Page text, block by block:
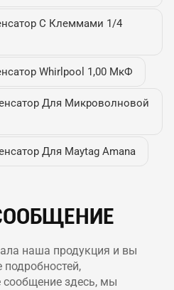
С Клеммами 1/4
Whirlpool 1,00 МкФ
Для Микроволновой
Для Maytag Amana
наша продукция и вы
подробностей,
сообщение здесь, мы